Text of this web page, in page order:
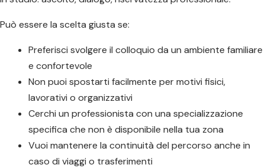
Può essere la scelta giusta se:
Preferisci svolgere il colloquio da un ambiente familiare
e confortevole
Non puoi spostarti facilmente per motivi fisici,
lavorativi o organizzativi
Cerchi un professionista con una specializzazione
specifica che non è disponibile nella tua zona
Vuoi mantenere la continuità del percorso anche in
caso di viaggi o trasferimenti